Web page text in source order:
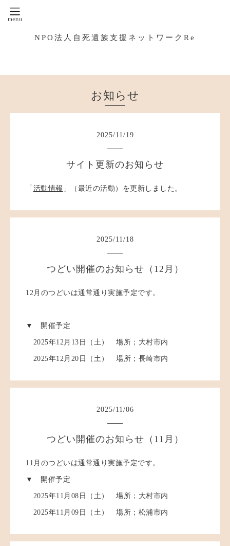
NPO法人自死遺族支援ネットワークRe
お知らせ
2025/11/19
サイト更新のお知らせ
「 活動情報 」（最近の活動）を更新しました。
2025/11/18
つどい開催のお知らせ（12月）
12月のつどいは通常通り実施予定です。
▼ 開催予定
2025年12月13日（土） 場所；大村市内
2025年12月20日（土） 場所；長崎市内
2025/11/06
つどい開催のお知らせ（11月）
11月のつどいは通常通り実施予定です。
▼ 開催予定
2025年11月08日（土） 場所；大村市内
2025年11月09日（土） 場所；松浦市内